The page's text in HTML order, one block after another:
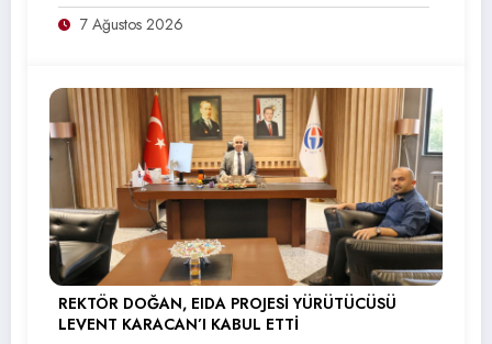
7 Ağustos 2026
REKTÖR DOĞAN, EIDA PROJESİ YÜRÜTÜCÜSÜ
LEVENT KARACAN’I KABUL ETTİ